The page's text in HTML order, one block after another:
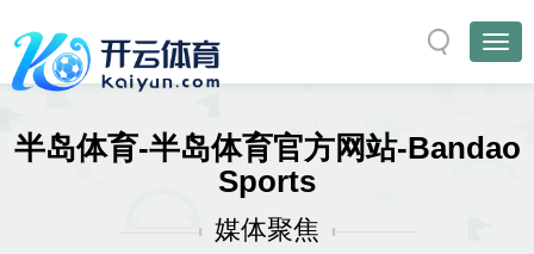
半岛体育-半岛体育官方网站-Bandao
Sports
媒体聚焦